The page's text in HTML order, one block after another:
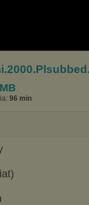
96 min